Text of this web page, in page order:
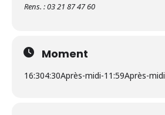
Rens. : 03 21 87 47 60
Moment
16:304:30Après-midi-11:59Après-midi